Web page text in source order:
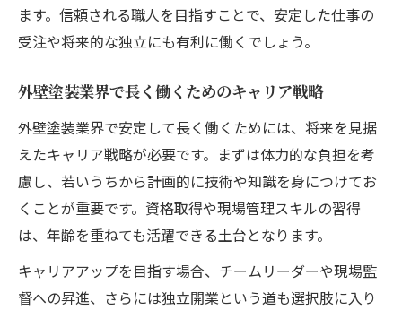
ます。信頼される職人を目指すことで、安定した仕事の
受注や将来的な独立にも有利に働くでしょう。
外壁塗装業界で長く働くためのキャリア戦略
外壁塗装業界で安定して長く働くためには、将来を見据
えたキャリア戦略が必要です。まずは体力的な負担を考
慮し、若いうちから計画的に技術や知識を身につけてお
くことが重要です。資格取得や現場管理スキルの習得
は、年齢を重ねても活躍できる土台となります。
キャリアアップを目指す場合、チームリーダーや現場監
督への昇進、さらには独立開業という道も選択肢に入り